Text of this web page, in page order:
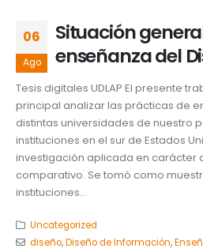
06
Ago
Situación
enseñanza del
Tesis digitales UDLAP El presente
principal analizar las prácticas de
distintas universidades de nuestro
instituciones en el sur de Estados
investigación aplicada en carácter
comparativo. Se tomó como
instituciones...
Uncategorized
diseño,Diseño de Información,